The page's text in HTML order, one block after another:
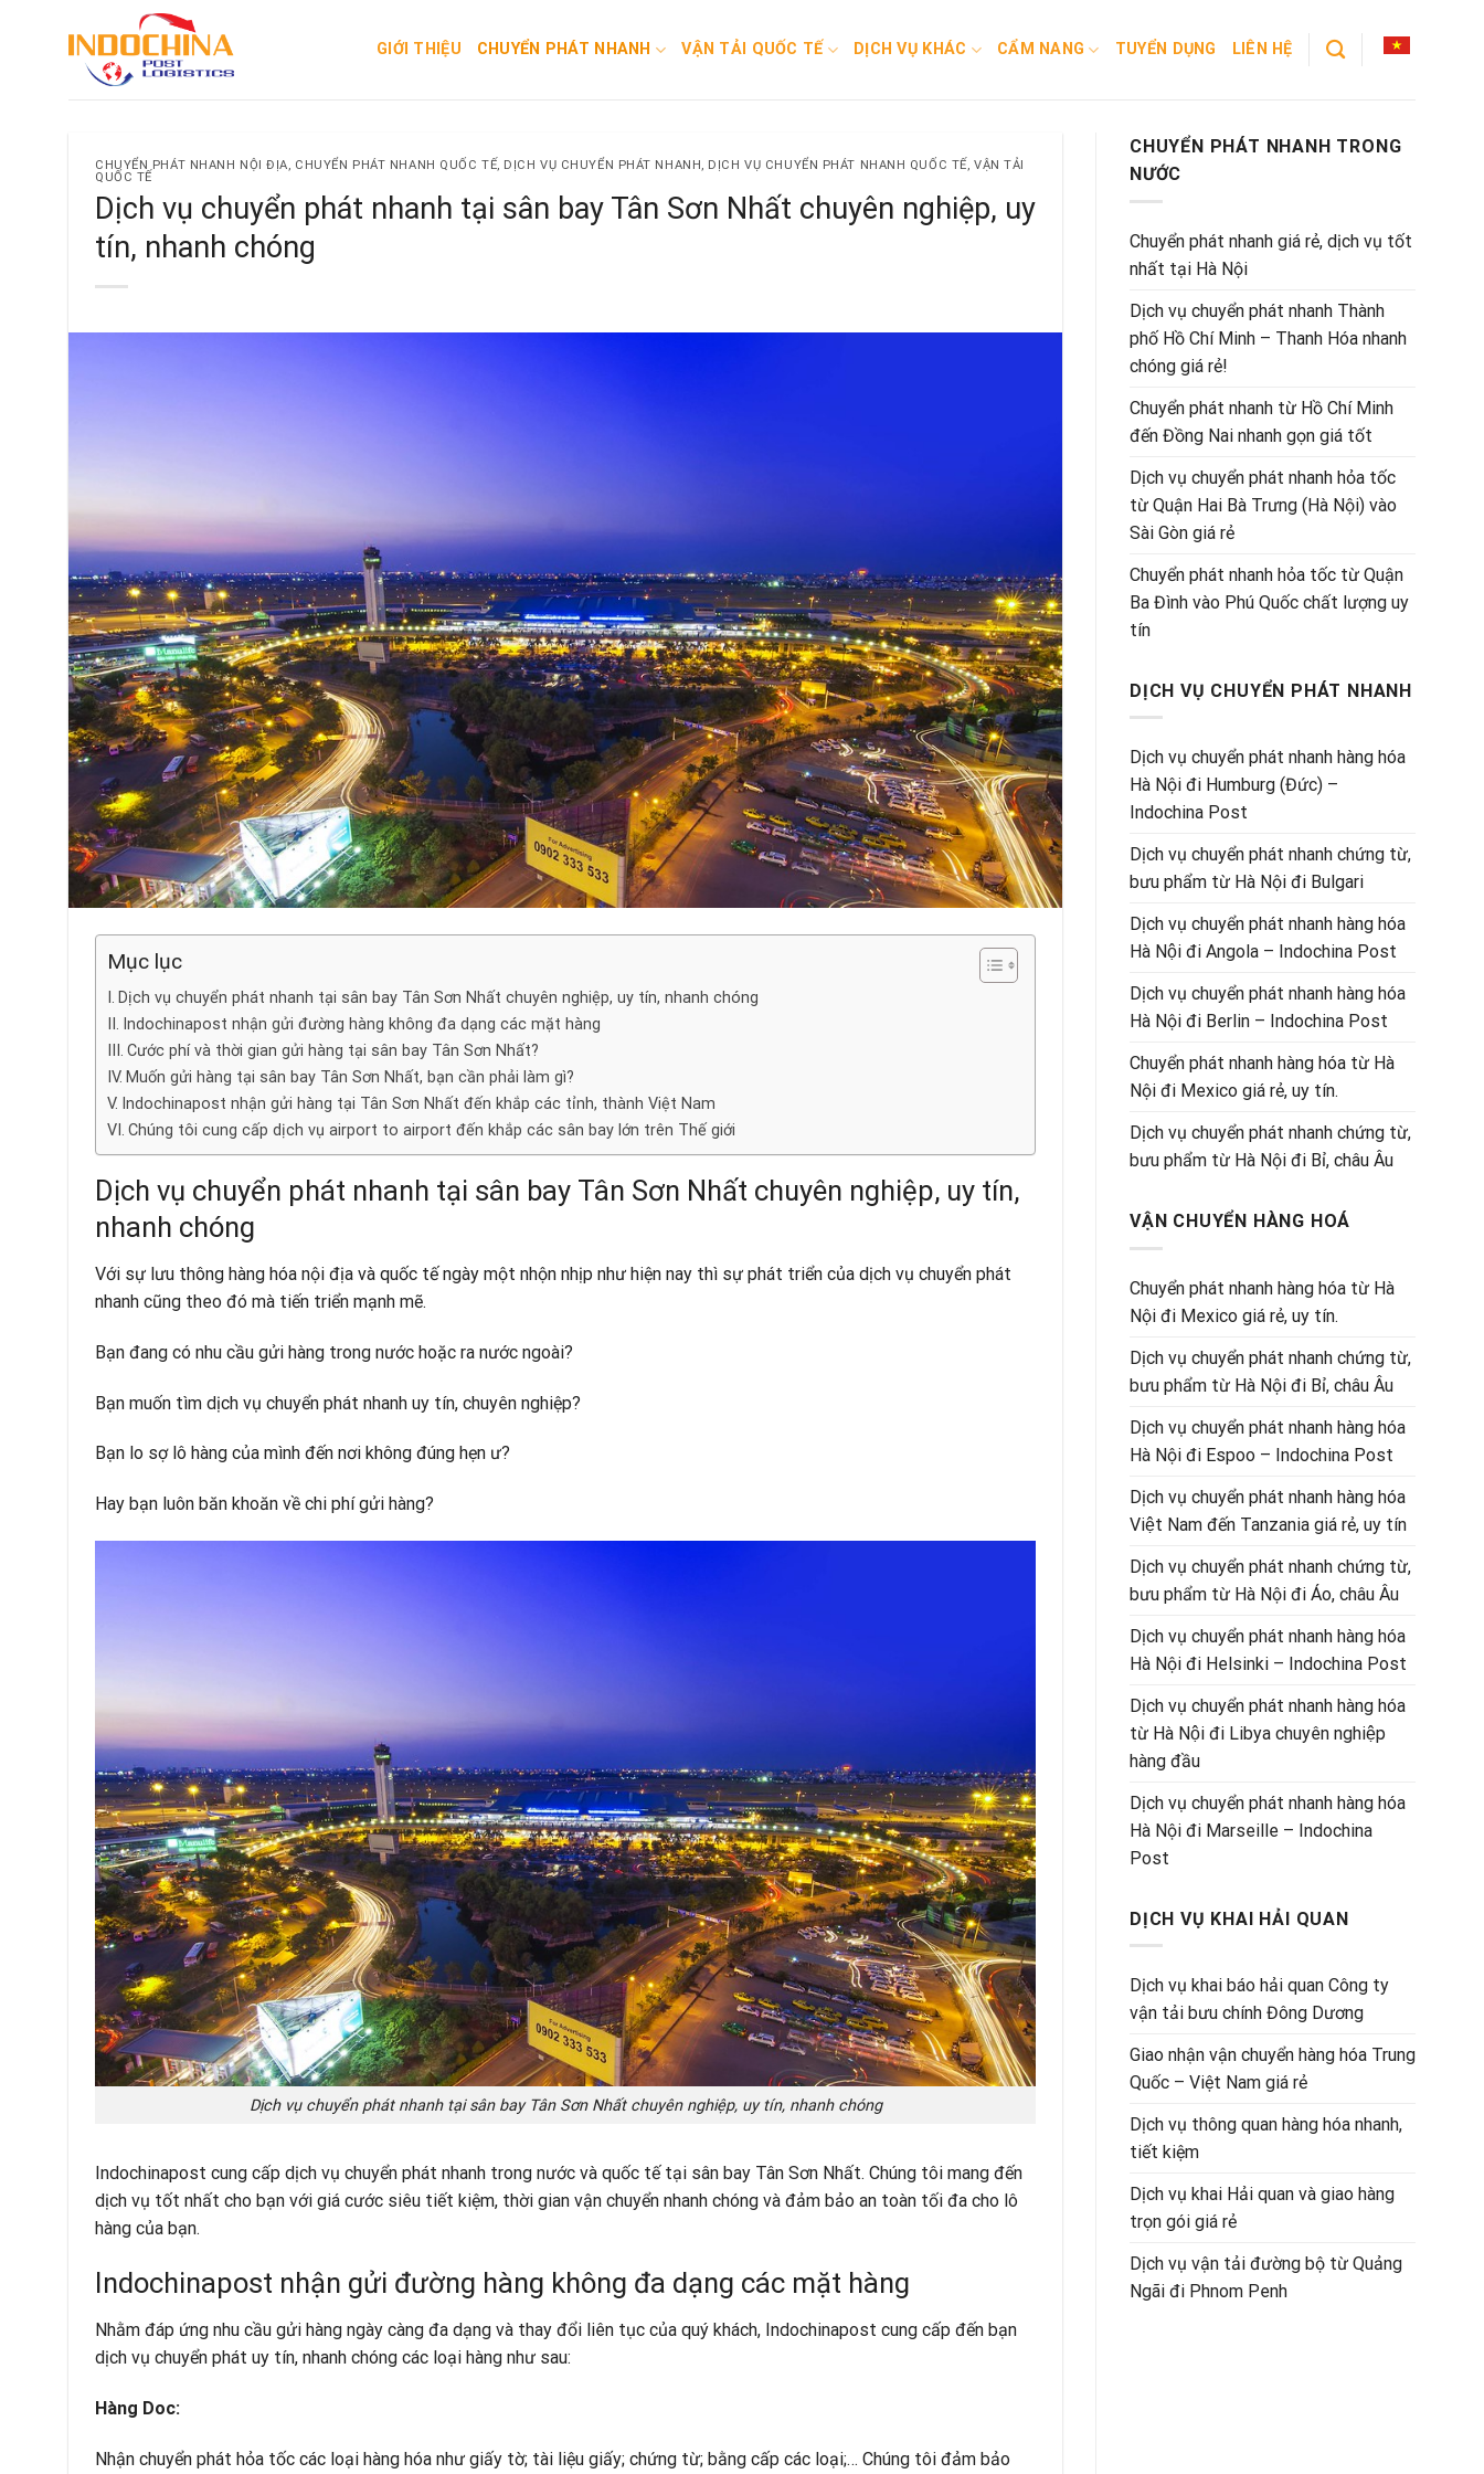
GIỚI THIỆU CHUYỂN PHÁT NHANH VẬN TẢI QUỐC TẾ DỊCH VỤ KHÁC CẨM NANG TUYỂN DỤNG LIÊN HỆ
CHUYỂN PHÁT NHANH NỘI ĐỊA, CHUYỂN PHÁT NHANH QUỐC TẾ, DỊCH VỤ CHUYỂN PHÁT NHANH, DỊCH VỤ CHUYỂN PHÁT NHANH QUỐC TẾ, VẬN TẢI
QUỐC TẾ
Dịch vụ chuyển phát nhanh tại sân bay Tân Sơn Nhất chuyên nghiệp, uy
tín, nhanh chóng
Mục lục
Dịch vụ chuyển phát nhanh tại sân bay Tân Sơn Nhất chuyên nghiệp, uy tín, nhanh chóng
Indochinapost nhận gửi đường hàng không đa dạng các mặt hàng
Cước phí và thời gian gửi hàng tại sân bay Tân Sơn Nhất?
Muốn gửi hàng tại sân bay Tân Sơn Nhất, bạn cần phải làm gì?
Indochinapost nhận gửi hàng tại Tân Sơn Nhất đến khắp các tỉnh, thành Việt Nam
Chúng tôi cung cấp dịch vụ airport to airport đến khắp các sân bay lớn trên Thế giới
Dịch vụ chuyển phát nhanh tại sân bay Tân Sơn Nhất chuyên nghiệp, uy tín,
nhanh chóng
Với sự lưu thông hàng hóa nội địa và quốc tế ngày một nhộn nhịp như hiện nay thì sự phát triển của dịch vụ chuyển phát
nhanh cũng theo đó mà tiến triển mạnh mẽ.
Bạn đang có nhu cầu gửi hàng trong nước hoặc ra nước ngoài?
Bạn muốn tìm dịch vụ chuyển phát nhanh uy tín, chuyên nghiệp?
Bạn lo sợ lô hàng của mình đến nơi không đúng hẹn ư?
Hay bạn luôn băn khoăn về chi phí gửi hàng?
Dịch vụ chuyển phát nhanh tại sân bay Tân Sơn Nhất chuyên nghiệp, uy tín, nhanh chóng
Indochinapost cung cấp dịch vụ chuyển phát nhanh trong nước và quốc tế tại sân bay Tân Sơn Nhất. Chúng tôi mang đến
dịch vụ tốt nhất cho bạn với giá cước siêu tiết kiệm, thời gian vận chuyển nhanh chóng và đảm bảo an toàn tối đa cho lô
hàng của bạn.
Indochinapost nhận gửi đường hàng không đa dạng các mặt hàng
Nhằm đáp ứng nhu cầu gửi hàng ngày càng đa dạng và thay đổi liên tục của quý khách, Indochinapost cung cấp đến bạn
dịch vụ chuyển phát uy tín, nhanh chóng các loại hàng như sau:
Hàng Doc:
Nhận chuyển phát hỏa tốc các loại hàng hóa như giấy tờ; tài liệu giấy; chứng từ; bằng cấp các loại;… Chúng tôi đảm bảo
CHUYỂN PHÁT NHANH TRONG
NƯỚC
Chuyển phát nhanh giá rẻ, dịch vụ tốt
nhất tại Hà Nội
Dịch vụ chuyển phát nhanh Thành
phố Hồ Chí Minh – Thanh Hóa nhanh
chóng giá rẻ!
Chuyển phát nhanh từ Hồ Chí Minh
đến Đồng Nai nhanh gọn giá tốt
Dịch vụ chuyển phát nhanh hỏa tốc
từ Quận Hai Bà Trưng (Hà Nội) vào
Sài Gòn giá rẻ
Chuyển phát nhanh hỏa tốc từ Quận
Ba Đình vào Phú Quốc chất lượng uy
tín
DỊCH VỤ CHUYỂN PHÁT NHANH
Dịch vụ chuyển phát nhanh hàng hóa
Hà Nội đi Humburg (Đức) –
Indochina Post
Dịch vụ chuyển phát nhanh chứng từ,
bưu phẩm từ Hà Nội đi Bulgari
Dịch vụ chuyển phát nhanh hàng hóa
Hà Nội đi Angola – Indochina Post
Dịch vụ chuyển phát nhanh hàng hóa
Hà Nội đi Berlin – Indochina Post
Chuyển phát nhanh hàng hóa từ Hà
Nội đi Mexico giá rẻ, uy tín.
Dịch vụ chuyển phát nhanh chứng từ,
bưu phẩm từ Hà Nội đi Bỉ, châu Âu
VẬN CHUYỂN HÀNG HOÁ
Chuyển phát nhanh hàng hóa từ Hà
Nội đi Mexico giá rẻ, uy tín.
Dịch vụ chuyển phát nhanh chứng từ,
bưu phẩm từ Hà Nội đi Bỉ, châu Âu
Dịch vụ chuyển phát nhanh hàng hóa
Hà Nội đi Espoo – Indochina Post
Dịch vụ chuyển phát nhanh hàng hóa
Việt Nam đến Tanzania giá rẻ, uy tín
Dịch vụ chuyển phát nhanh chứng từ,
bưu phẩm từ Hà Nội đi Áo, châu Âu
Dịch vụ chuyển phát nhanh hàng hóa
Hà Nội đi Helsinki – Indochina Post
Dịch vụ chuyển phát nhanh hàng hóa
từ Hà Nội đi Libya chuyên nghiệp
hàng đầu
Dịch vụ chuyển phát nhanh hàng hóa
Hà Nội đi Marseille – Indochina
Post
DỊCH VỤ KHAI HẢI QUAN
Dịch vụ khai báo hải quan Công ty
vận tải bưu chính Đông Dương
Giao nhận vận chuyển hàng hóa Trung
Quốc – Việt Nam giá rẻ
Dịch vụ thông quan hàng hóa nhanh,
tiết kiệm
Dịch vụ khai Hải quan và giao hàng
trọn gói giá rẻ
Dịch vụ vận tải đường bộ từ Quảng
Ngãi đi Phnom Penh